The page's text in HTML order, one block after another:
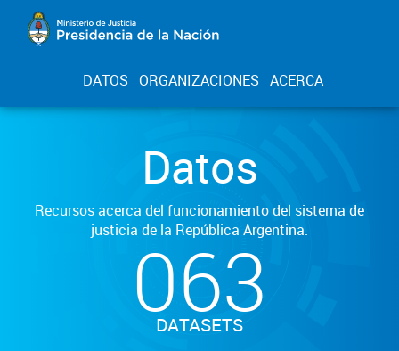
DATOS ORGANIZACIONES ACERCA
Datos
Recursos acerca del funcionamiento del sistema de
justicia de la República Argentina.
063
DATASETS